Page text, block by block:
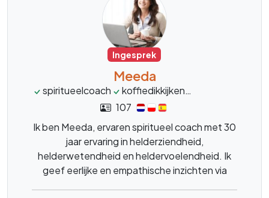
Ingesprek
Meeda
spiritueelcoach koffiedikkijken
107
Ik ben Meeda, ervaren spiritueel coach met 30
jaar ervaring in helderziendheid,
helderwetendheid en heldervoelendheid. Ik
geef eerlijke en empathische inzichten via